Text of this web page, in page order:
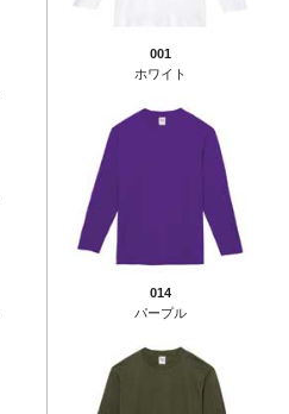
001
ホワイト
014
パープル